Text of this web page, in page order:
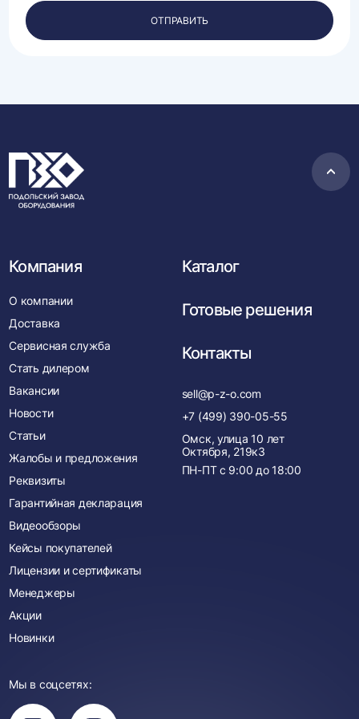
персональных
данных.
ОТПРАВИТЬ
в
Компания
О компании
Доставка
Сервисная служба
Стать дилером
Вакансии
Новости
Статьи
Жалобы и предложения
Реквизиты
Гарантийная декларация
Видеообзоры
Кейсы покупателей
Лицензии и сертификаты
Менеджеры
Акции
Новинки
Каталог
Готовые решения
Контакты
sell@p-z-o.com
+7 (499) 390-05-55
Омск, улица 10 лет
Октября, 219к3
ПН-ПТ с 9:00 до 18:00
Мы в соцсетях:
Вы
Вы